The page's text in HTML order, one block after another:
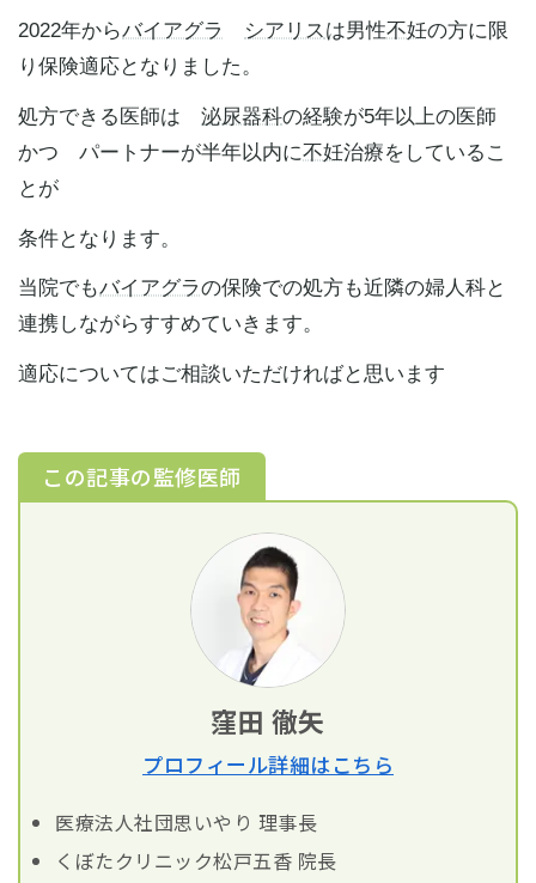
2022年からバイアグラ シアリス は男性不妊の方に限
り保険適応となりました。
処方できる医師は 泌尿器科の経験が5年以上の医師
かつ パートナーが半年以内に不妊治療をしているこ
とが
条件となります。
当院でもバイアグラの保険での処方も近隣の婦人科と
連携しながらすすめていきます。
適応についてはご相談いただければと思います
この記事の監修医師
窪田 徹矢
プロフィール詳細はこちら
医療法人社団思いやり 理事長
くぼたクリニック松戸五香 院長